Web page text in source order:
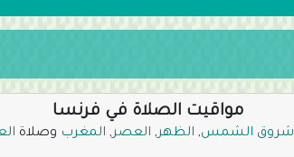
مواقيت الصلاة في فرنسا
شروق الشمس, الظهر, العصر, المغرب وصلاة